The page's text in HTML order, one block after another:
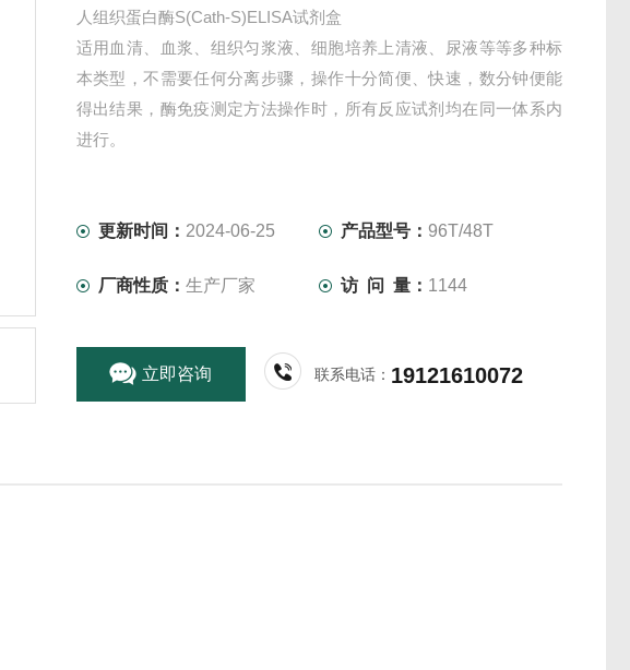
人组织蛋白酶S(Cath-S)ELISA试剂盒
适用血清、血浆、组织匀浆液、细胞培养上清液、尿液等等多种标
本类型，不需要任何分离步骤，操作十分简便、快速，数分钟便能
得出结果，酶免疫测定方法操作时，所有反应试剂均在同一体系内
进行。
更新时间： 2024-06-25 产品型号： 96T/48T
厂商性质： 生产厂家 访 问 量： 1144
立即咨询 联系电话： 19121610072